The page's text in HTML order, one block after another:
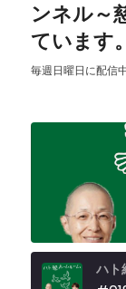
ンネル～
ています。
毎週日曜日に配信
ハト